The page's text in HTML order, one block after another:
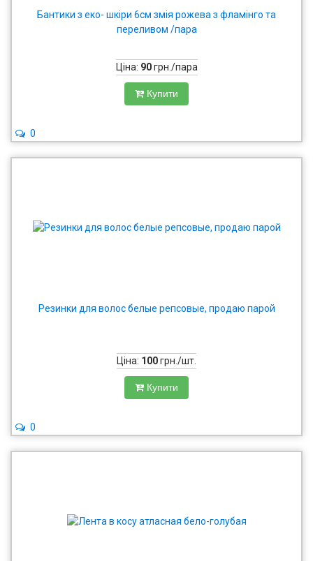
Бантики з еко- шкіри 6см змія рожева з фламінго та
переливом /пара
Ціна: 90грн./пара
Купити
0
Резинки для волос белые репсовые, продаю парой
Ціна: 100грн./шт.
Купити
0